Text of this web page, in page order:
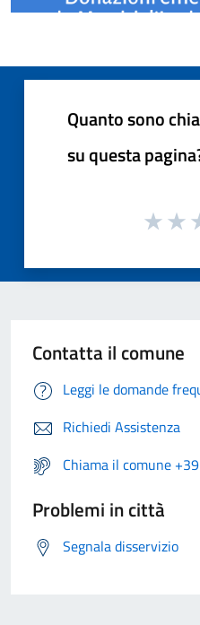
Quanto sono
su questa
Contatta il comune
Leggi le domande
Richiedi Assistenza
Chiama il comune
Problemi in città
Segnala disservizio